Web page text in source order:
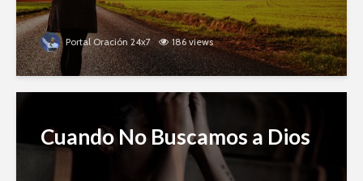
Portal Oración 24x7 186 views
Cuando No Buscamos a Dios